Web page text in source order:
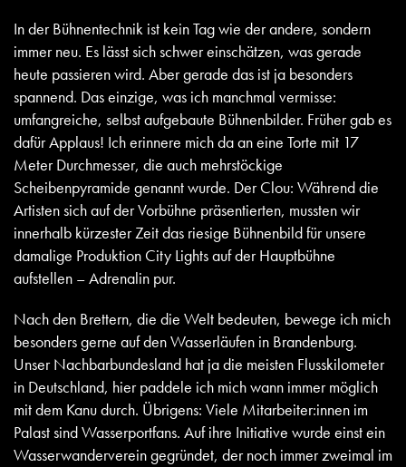
In der Bühnentechnik ist kein Tag wie der andere, sondern
immer neu. Es lässt sich schwer einschätzen, was gerade
heute passieren wird. Aber gerade das ist ja besonders
spannend. Das einzige, was ich manchmal vermisse:
umfangreiche, selbst aufgebaute Bühnenbilder. Früher gab es
dafür Applaus! Ich erinnere mich da an eine Torte mit 17
Meter Durchmesser, die auch mehrstöckige
Scheibenpyramide genannt wurde. Der Clou: Während die
Artisten sich auf der Vorbühne präsentierten, mussten wir
innerhalb kürzester Zeit das riesige Bühnenbild für unsere
damalige Produktion City Lights auf der Hauptbühne
aufstellen – Adrenalin pur.
Nach den Brettern, die die Welt bedeuten, bewege ich mich
besonders gerne auf den Wasserläufen in Brandenburg.
Unser Nachbarbundesland hat ja die meisten Flusskilometer
in Deutschland, hier paddele ich mich wann immer möglich
mit dem Kanu durch. Übrigens: Viele Mitarbeiter:innen im
Palast sind Wasserportfans. Auf ihre Initiative wurde einst ein
Wasserwanderverein gegründet, der noch immer zweimal im